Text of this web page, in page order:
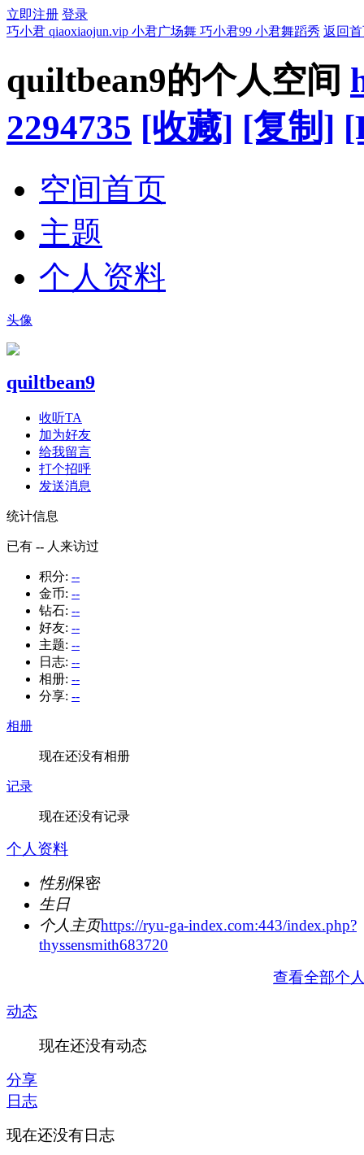
立即注册 登录
巧小君 qiaoxiaojun.vip 小君广场舞 巧小君99 小君舞蹈秀 返回
quiltbean9的个人空间
2294735 [收藏] [复制]
空间首页
主题
个人资料
头像
quiltbean9
收听TA
加为好友
给我留言
打个招呼
发送消息
统计信息
已有 -- 人来访过
积分: --
金币: --
钻石: --
好友: --
主题: --
日志: --
相册: --
分享: --
相册
现在还没有相册
记录
现在还没有记录
个人资料
性别保密
生日
个人主页https://ryu-ga-index.com:443/index.php?
thyssensmith683720
查看全部个
动态
现在还没有动态
分享
日志
现在还没有日志